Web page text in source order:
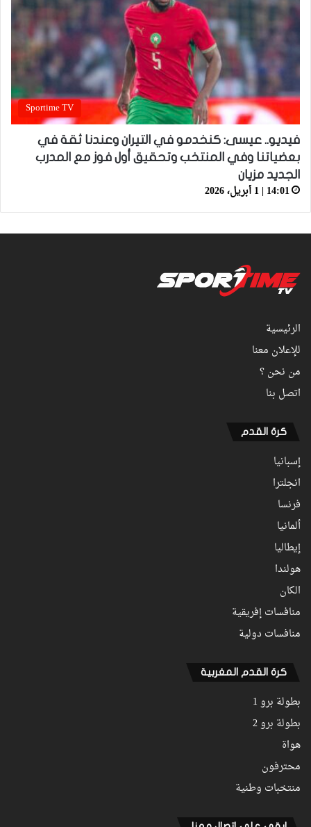
Sportime TV
فيديو.. عيسى: كنخدمو في التيران وعندنا ثقة في
بعضياتنا وفي المنتخب وتحقيق أول فوز مع المدرب
الجديد مزيان
14:01 | 1 أبريل، 2026
الرئيسية
للإعلان معنا
من نحن ؟
اتصل بنا
كرة القدم
إسبانيا
انجلترا
فرنسا
ألمانيا
إيطاليا
هولندا
الكان
منافسات إفريقية
منافسات دولية
كرة القدم المغربية
بطولة برو 1
بطولة برو 2
هواة
محترفون
منتخبات وطنية